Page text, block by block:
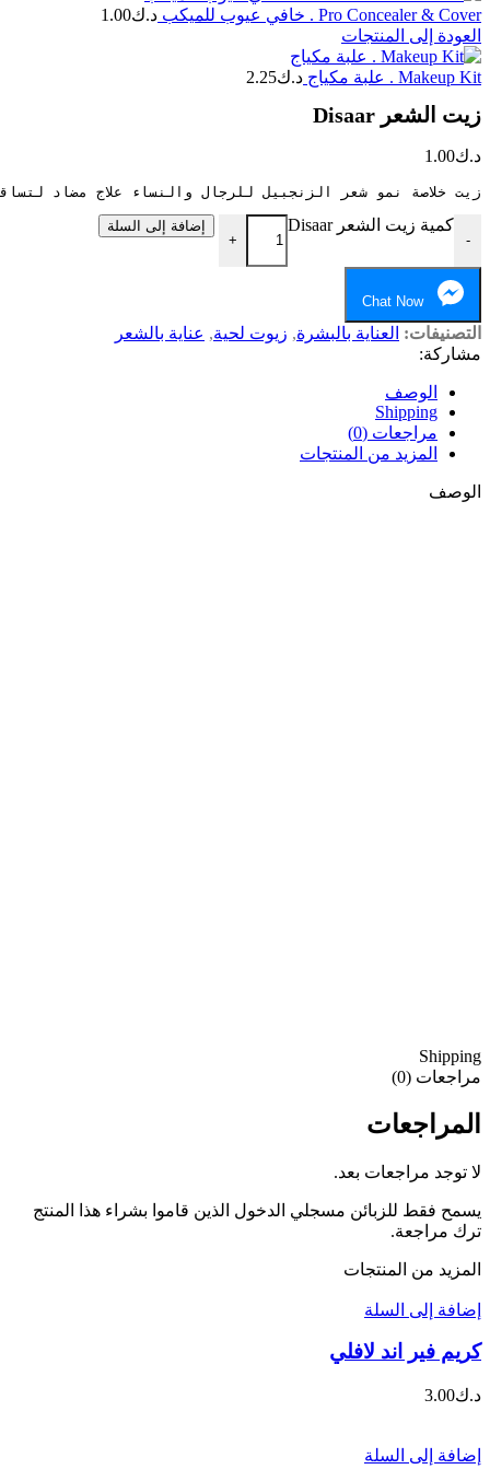
Pro Concealer & Cover . خافي عيوب للميكب د.ك1.00
العودة إلى المنتجات
Makeup Kit . علبة مكياج د.ك2.25
زيت الشعر Disaar
د.ك1.00
زيت خلاصة نمو شعر الزنجبيل للرجال والنساء علاج مضاد
-
كمية زيت الشعر Disaar
+
إضافة إلى السلة
Chat Now
التصنيفات: العناية بالبشرة, زيوت لحية, عناية بالشعر
مشاركة:
الوصف
Shipping
مراجعات (0)
المزيد من المنتجات
الوصف
Shipping
مراجعات (0)
المراجعات
لا توجد مراجعات بعد.
يسمح فقط للزبائن مسجلي الدخول الذين قاموا بشراء هذا المنتج
ترك مراجعة.
المزيد من المنتجات
إضافة إلى السلة
كريم فير اند لافلي
د.ك3.00
إضافة إلى السلة